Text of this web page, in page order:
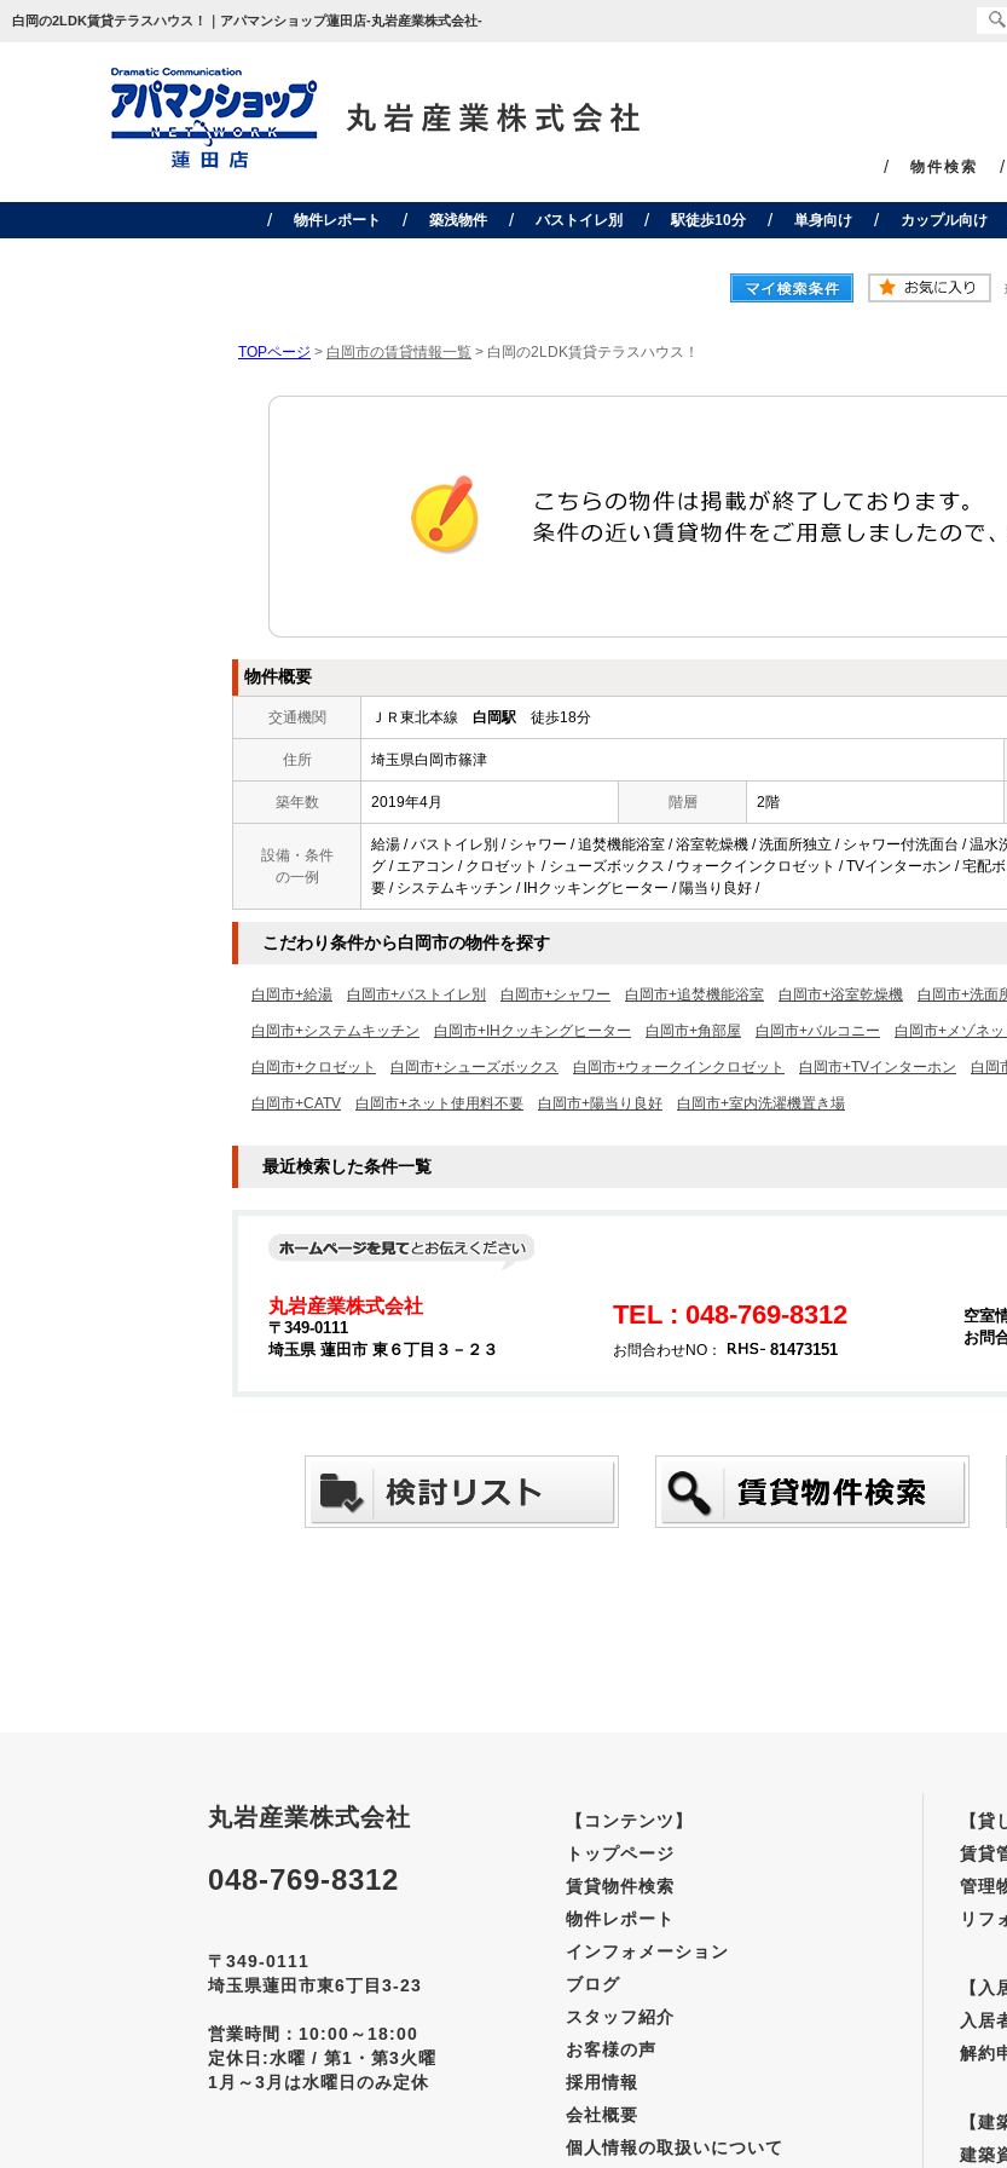
白岡の2LDK賃貸テラスハウス！｜アパマンショップ蓮田店-丸岩産業株式会社-
物件検索
物件レポート 築浅物件 バストイレ別 駅徒歩10分 単身向け カップル向け
TOPページ > 白岡市の賃貸情報一覧 > 白岡の2LDK賃貸テラスハウス！
物件概要
交通機関 ＪＲ東北本線 白岡駅 徒歩18分
住所 埼玉県白岡市篠津
築年数 2019年4月 階層 2階
設備・条件
の一例
給湯 / バストイレ別 / シャワー / 追焚機能浴室 / 浴室乾燥機 / 洗面所独立 / シャワー付洗面台 / 温
グ / エアコン / クロゼット / シューズボックス / ウォークインクロゼット / TVインターホン / 宅配
要 / システムキッチン / IHクッキングヒーター / 陽当り良好 /
こだわり条件から白岡市の物件を探す
白岡市+給湯 白岡市+バストイレ別 白岡市+シャワー 白岡市+追焚機能浴室 白岡市+浴室乾燥機 白岡市+洗面
白岡市+システムキッチン 白岡市+IHクッキングヒーター 白岡市+角部屋 白岡市+バルコニー 白岡市+メゾネッ
白岡市+クロゼット 白岡市+シューズボックス 白岡市+ウォークインクロゼット 白岡市+TVインターホン 白岡
白岡市+CATV 白岡市+ネット使用料不要 白岡市+陽当り良好 白岡市+室内洗濯機置き場
最近検索した条件一覧
丸岩産業株式会社
〒349-0111
埼玉県 蓮田市 東６丁目３－２３
TEL : 048-769-8312
お問合わせNO： 81473151
空室
お問
丸岩産業株式会社
048-769-8312
〒349-0111
埼玉県蓮田市東6丁目3-23
営業時間：10:00～18:00
定休日:水曜 / 第1・第3火曜
1月～3月は水曜日のみ定休
【コンテンツ】
トップページ
賃貸物件検索
物件レポート
インフォメーション
ブログ
スタッフ紹介
お客様の声
採用情報
会社概要
個人情報の取扱いについて
【貸
賃貸
管理
リフ
【入
入居
解約
【建
建築